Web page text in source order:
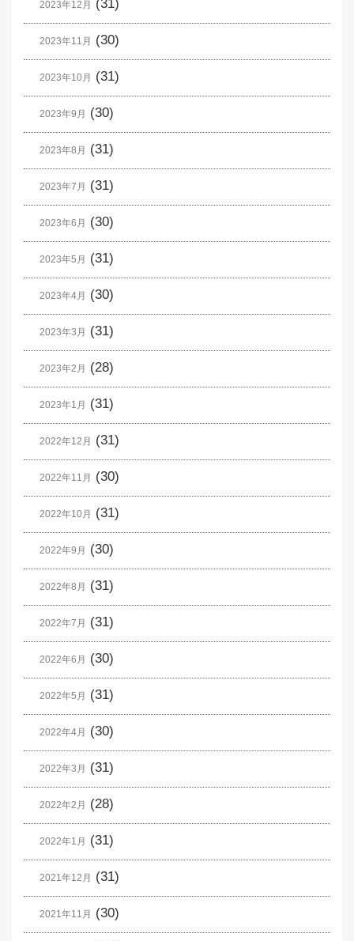
2023年12月 (31)
2023年11月 (30)
2023年10月 (31)
2023年9月 (30)
2023年8月 (31)
2023年7月 (31)
2023年6月 (30)
2023年5月 (31)
2023年4月 (30)
2023年3月 (31)
2023年2月 (28)
2023年1月 (31)
2022年12月 (31)
2022年11月 (30)
2022年10月 (31)
2022年9月 (30)
2022年8月 (31)
2022年7月 (31)
2022年6月 (30)
2022年5月 (31)
2022年4月 (30)
2022年3月 (31)
2022年2月 (28)
2022年1月 (31)
2021年12月 (31)
2021年11月 (30)